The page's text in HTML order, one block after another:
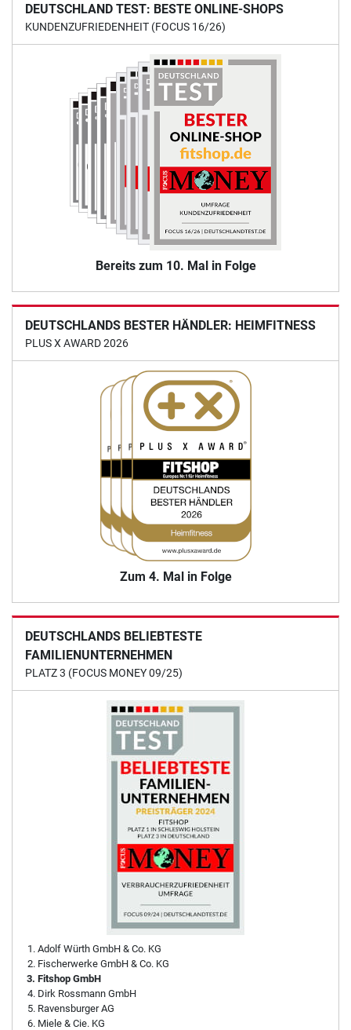
DEUTSCHLAND TEST: BESTE ONLINE-SHOPS
KUNDENZUFRIEDENHEIT (FOCUS 16/26)
Bereits zum 10. Mal in Folge
DEUTSCHLANDS BESTER HÄNDLER: HEIMFITNESS
PLUS X AWARD 2026
Zum 4. Mal in Folge
DEUTSCHLANDS BELIEBTESTE
FAMILIENUNTERNEHMEN
PLATZ 3 (FOCUS MONEY 09/25)
Adolf Würth GmbH & Co. KG
Fischerwerke GmbH & Co. KG
Fitshop GmbH
Dirk Rossmann GmbH
Ravensburger AG
Miele & Cie. KG